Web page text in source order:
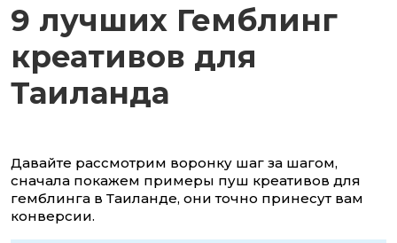
9 лучших Гемблинг
креативов для
Таиланда
Давайте рассмотрим воронку шаг за шагом,
сначала покажем примеры пуш креативов для
гемблинга в Таиланде, они точно принесут вам
конверсии.